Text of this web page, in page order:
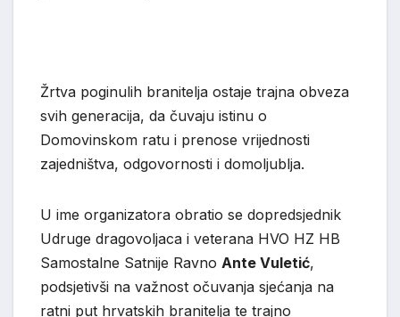
Žrtva poginulih branitelja ostaje trajna obveza
svih generacija, da čuvaju istinu o
Domovinskom ratu i prenose vrijednosti
zajedništva, odgovornosti i domoljublja.
U ime organizatora obratio se dopredsjednik
Udruge dragovoljaca i veterana HVO HZ HB
Samostalne Satnije Ravno Ante Vuletić,
podsjetivši na važnost očuvanja sjećanja na
ratni put hrvatskih branitelja te trajno